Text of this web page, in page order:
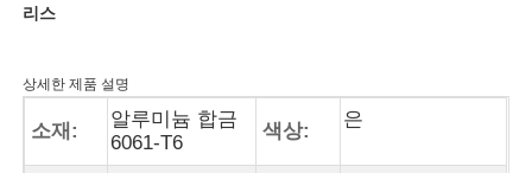
리스
상세한 제품 설명
소재:
알루미늄 합금
6061-T6
색상:
은